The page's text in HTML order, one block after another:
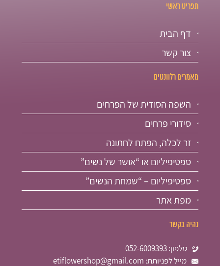
תפריט ראשי
דף הבית
צור קשר
מאמרים רלוונטים
השפה הסודית של הפרחים
סידורי פרחים
זר לכלה, הפתח לחתונה
ספטיפיליום או “אושר של נשים”
ספטיפיליום – “שמחת הנשים”
מפת אתר
נהיה בקשר
טלפון: 052-6009393
מייל לפניותת: etiflowershop@gmail.com